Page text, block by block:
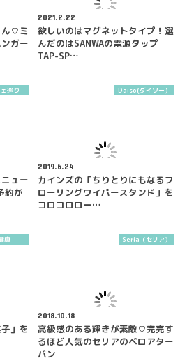
ん♡ミ
ガー
2021.2.22
欲しいのはマグネットタイプ！選
んだのはSANWAの電源タップ
TAP-SP…
巡り
ュー
約が
Daiso(ダイソー）
2019.6.24
カインズの「ちりとりにもなるフ
ローリングワイパースタンド」を
コロコロロー…
康
」を
Seria（セリア）
2018.10.18
高級感のある輝きが素敵♡完売す
るほど人気のセリアのベロアター
バン